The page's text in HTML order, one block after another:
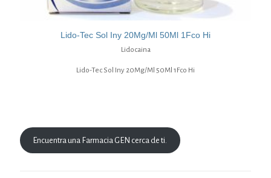
Lido-Tec Sol Iny 20Mg/Ml 50Ml 1Fco Hi
Lidocaina
Lido-Tec Sol Iny 20Mg/Ml 50Ml 1Fco Hi
Encuentra una Farmacia GEN cerca de ti.